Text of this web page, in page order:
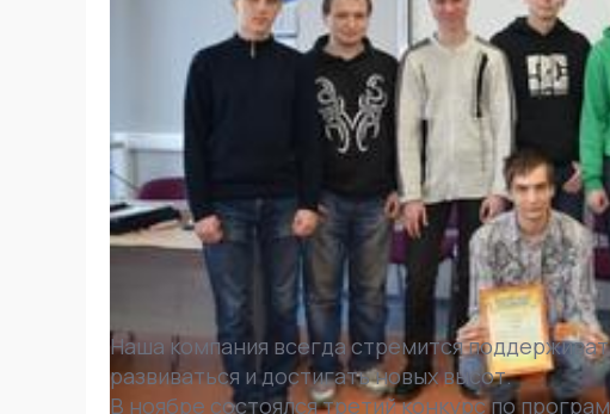
Наша компания всегда стремится
развиваться и достигать новых высот.
В ноябре состоялся третий конкурс по